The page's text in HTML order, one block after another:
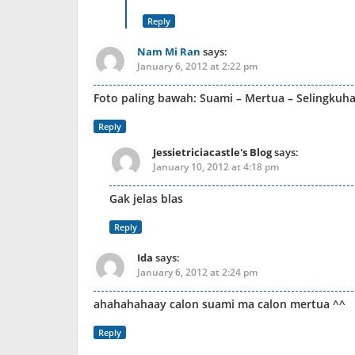
Reply
Nam Mi Ran says:
January 6, 2012 at 2:22 pm
Foto paling bawah: Suami – Mertua –
Reply
Jessietriciacastle's Blogsays:
January 10, 2012 at 4:18 pm
Gak jelas blas
Reply
Ida says:
January 6, 2012 at 2:24 pm
ahahahahaay calon suami ma calon mertua ^^
Reply